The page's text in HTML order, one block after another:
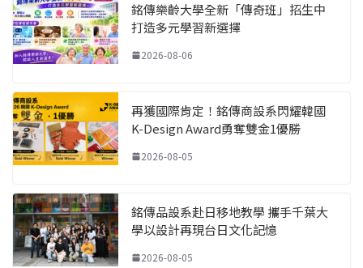
銘傳樂齡大學全新「傳奇班」招生中
打造多元學習新選擇
2026-08-06
再獲國際肯定！銘傳商設系閃耀韓國
K-Design Award勇奪雙金1優勝
2026-08-05
銘傳品設系赴日移地教學 攜手千葉大
學以設計再現台日文化記憶
2026-08-05